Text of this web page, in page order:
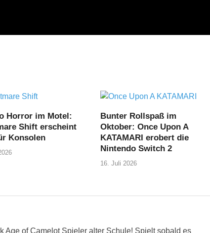
Horror im Motel:
Shift erscheint
Konsolen
Bunter Rollspaß im
Oktober: Once Upon A
KATAMARI erobert die
Nintendo Switch 2
16. Juli 2026
Age of Camelot Spieler alter Schule! Spielt sobald es